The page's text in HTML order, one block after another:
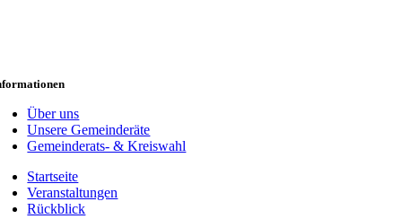
Über uns
Unsere Gemeinderäte
Gemeinderats- & Kreiswahl
Startseite
Veranstaltungen
Rückblick